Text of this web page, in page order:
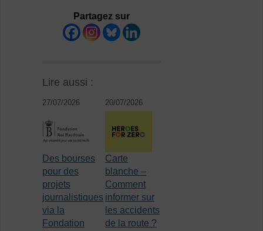
Partagez sur
Lire aussi :
27/07/2026
Des bourses
pour des
projets
journalistiques
via la
Fondation
20/07/2026
Carte
blanche –
Comment
informer sur
les accidents
de la route ?